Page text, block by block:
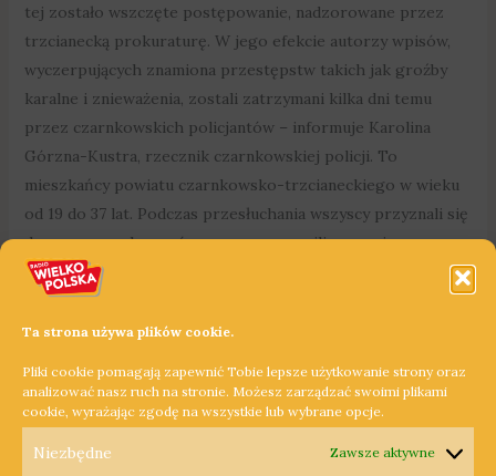
Ta strona używa plików cookie.
Pliki cookie pomagają zapewnić Tobie lepsze użytkowanie strony oraz
analizować nasz ruch na stronie. Możesz zarządzać swoimi plikami
cookie, wyrażając zgodę na wszystkie lub wybrane opcje.
Niezbędne Zawsze aktywne
tej zostało wszczęte postępowanie, nadzorowane przez
trzcianecką prokuraturę. W jego efekcie autorzy wpisów,
wyczerpujących znamiona przestępstw takich jak groźby
karalne i znieważenia, zostali zatrzymani kilka dni temu
przez czarnkowskich policjantów – informuje Karolina
Górzna-Kustra, rzecznik czarnkowskiej policji. To
mieszkańcy powiatu czarnkowsko-trzcianeckiego w wieku
od 19 do 37 lat. Podczas przesłuchania wszyscy przyznali się
do zarzucanych czynów oraz przeprosili za swoje
zachowanie. Teraz o ich losie zadecyduje sąd. Grozi im do 2
lat więzienia. Sprawa ma charakter rozwojowy.
←Poprzedni 2 3